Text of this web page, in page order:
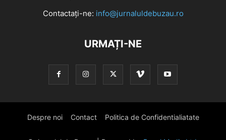
Contactați-ne: info@jurnaluldebuzau.ro
URMAȚI-NE
Despre noi Contact Politica de Confidentialiatate